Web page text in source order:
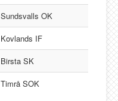
Sundsvalls OK
Kovlands IF
Birsta SK
Timrå SOK